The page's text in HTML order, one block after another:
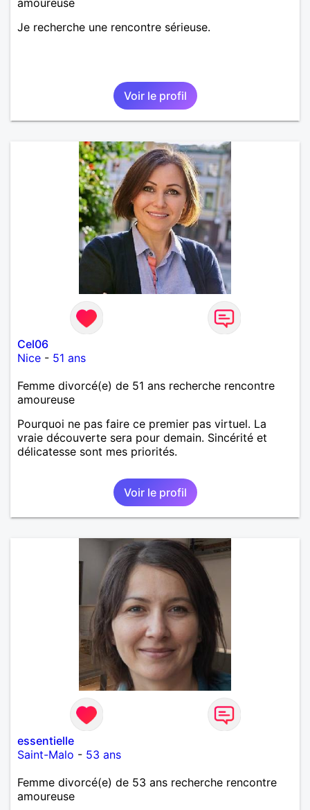
Je recherche une rencontre sérieuse.
Voir le profil
Cel06
Nice - 51 ans
Femme divorcé(e) de 51 ans recherche rencontre
amoureuse
Pourquoi ne pas faire ce premier pas virtuel. La
vraie découverte sera pour demain. Sincérité et
délicatesse sont mes priorités.
Voir le profil
essentielle
Saint-Malo - 53 ans
Femme divorcé(e) de 53 ans recherche rencontre
amoureuse